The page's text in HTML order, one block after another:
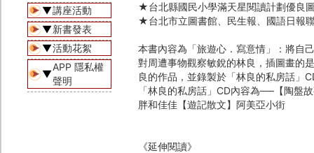
▼講座活動
▼新書發表
▼活動花絮
▼
APP 隱私權
聲明
★台北縣國民小學滿天星閱讀計劃優良
★台北市立圖書館、民生報、國語日報
本書內容為「旅遊心．寫意情」：將自
對周遭事物觀察敏銳的林良，插圖畫的
良的作品，並錄製於「林良的私房話」
「林良的私房話」CD內容為──【陶盤
胖和佳佳【遊記散文】阿美亞小街
《延伸閱讀》